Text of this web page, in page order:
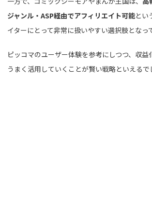
ジャンル・ASP経由でアフィリエイト可能とい
イターにとって非常に扱いやすい選択肢となっ
ピッコマのユーザー体験を参考にしつつ、収益
うまく活用していくことが賢い戦略といえるで